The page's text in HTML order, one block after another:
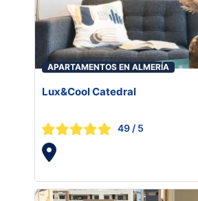
APARTAMENTOS EN ALMERÍA
Lux&Cool Catedral
49 / 5